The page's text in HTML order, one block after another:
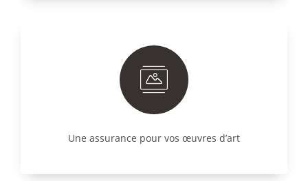
Une assurance pour vos œuvres d’art